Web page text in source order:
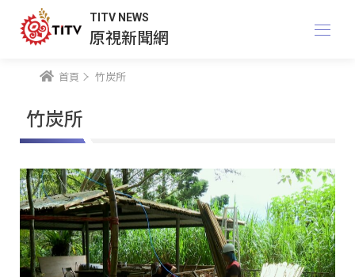
TITV NEWS
原視新聞網
首頁 竹炭所
竹炭所